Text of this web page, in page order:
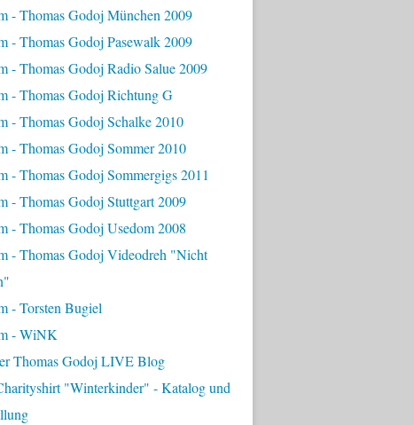
- Thomas Godoj München 2009
- Thomas Godoj Pasewalk 2009
- Thomas Godoj Radio Salue 2009
- Thomas Godoj Richtung G
- Thomas Godoj Schalke 2010
- Thomas Godoj Sommer 2010
- Thomas Godoj Sommergigs 2011
- Thomas Godoj Stuttgart 2009
- Thomas Godoj Usedom 2008
- Thomas Godoj Videodreh "Nicht
- Torsten Bugiel
- WiNK
Thomas Godoj LIVE Blog
"Winterkinder" - Katalog und